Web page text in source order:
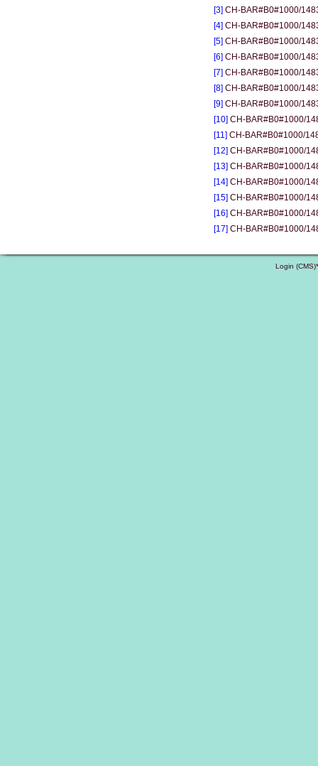
[3] CH-BAR#B0#1000/
[4] CH-BAR#B0#1000/
[5] CH-BAR#B0#1000/
[6] CH-BAR#B0#1000/
[7] CH-BAR#B0#1000/
[8] CH-BAR#B0#1000/
[9] CH-BAR#B0#1000/
[10] CH-BAR#B0#1000/
[11] CH-BAR#B0#1000/
[12] CH-BAR#B0#1000/
[13] CH-BAR#B0#1000/
[14] CH-BAR#B0#1000/
[15] CH-BAR#B0#1000/
[16] CH-BAR#B0#1000/
[17] CH-BAR#B0#1000/
Login (CMS)*